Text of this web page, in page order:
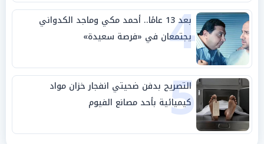
4 بعد 13 عامًا.. أحمد مكي وماجد الكدواني
يجتمعان في «فرصة سعيدة»
5
التصريح بدفن ضحيتي انفجار خزان مواد
كيميائية بأحد مصانع الفيوم